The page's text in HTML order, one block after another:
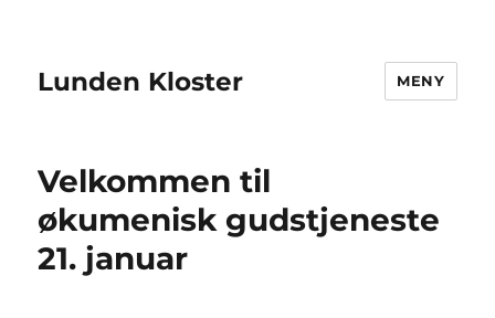
Lunden Kloster MENY
Velkommen til
økumenisk gudstjeneste
21. januar